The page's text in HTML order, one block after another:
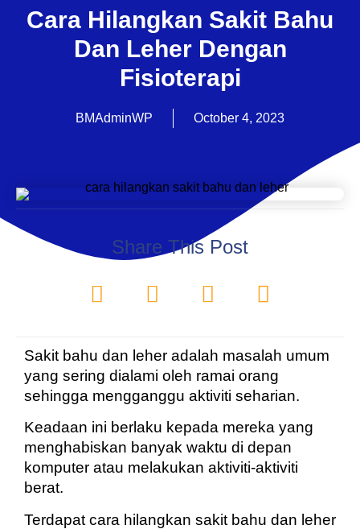
Cara Hilangkan Sakit Bahu
Dan Leher Dengan
Fisioterapi
BMAdminWP October 4, 2023
Share This Post
Sakit bahu dan leher adalah masalah umum
yang sering dialami oleh ramai orang
sehingga mengganggu aktiviti seharian.
Keadaan ini berlaku kepada mereka yang
menghabiskan banyak waktu di depan
komputer atau melakukan aktiviti-aktiviti
berat.
Terdapat cara hilangkan sakit bahu dan leher